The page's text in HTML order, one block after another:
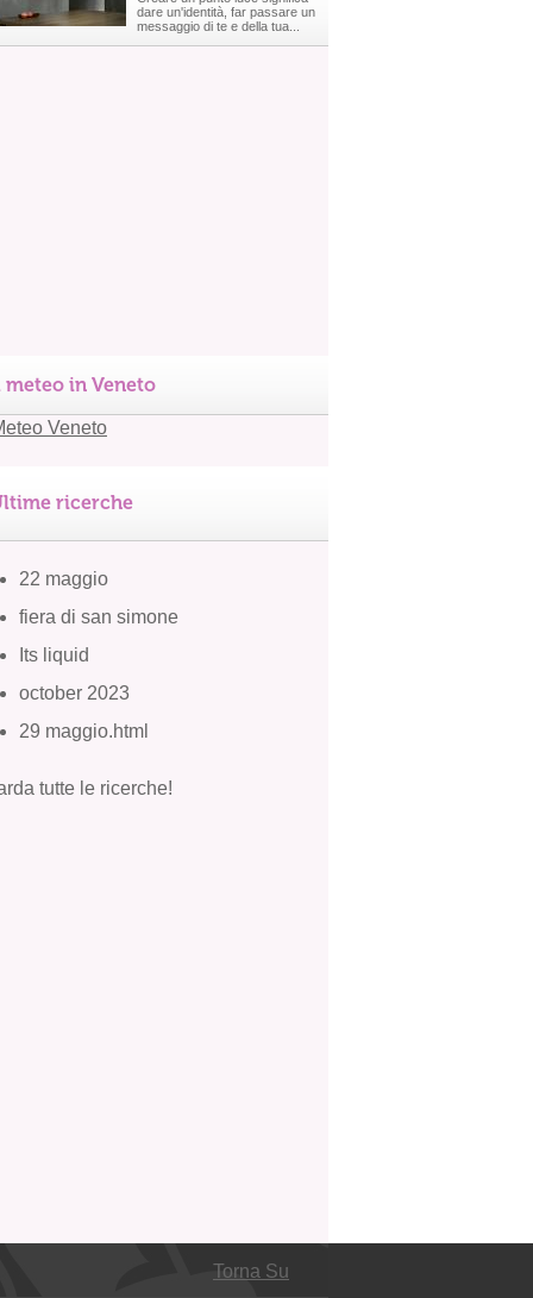
dare un'identità, far passare un
messaggio di te e della tua...
meteo in Veneto
ricerche
22 maggio
fiera di san simone
Its liquid
october 2023
29 maggio.html
tutte le ricerche!
Torna Su